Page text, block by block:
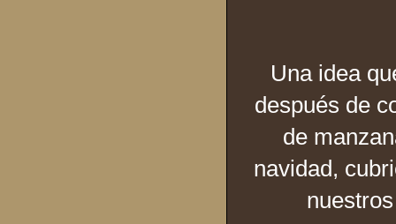
Una idea
después de
de
navidad,